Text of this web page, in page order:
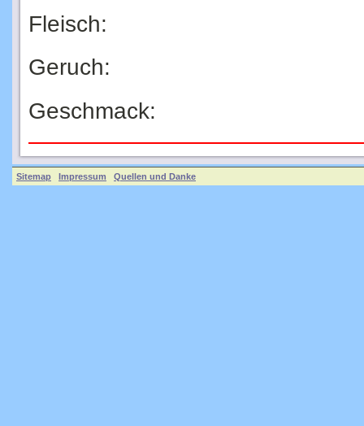
Fleisch:
Geruch:
Geschmack:
Sitemap Impressum Quellen und Danke